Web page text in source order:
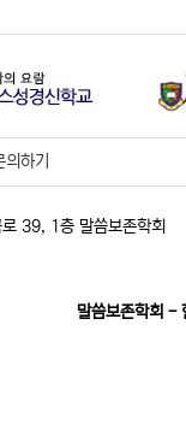
의하기
39, 1층 말씀보존학회
말씀보존학회 -